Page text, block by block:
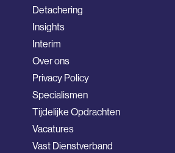
Detachering
Insights
Interim
Over ons
Privacy Policy
Specialismen
Tijdelijke Opdrachten
Vacatures
Vast Dienstverband